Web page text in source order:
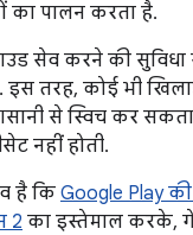
का पालन करता है.
सेव करने की सुविधा
तरह, कोई भी
से स्विच कर
नहीं होती.
है कि Google Play
2 का इस्तेमाल करके,